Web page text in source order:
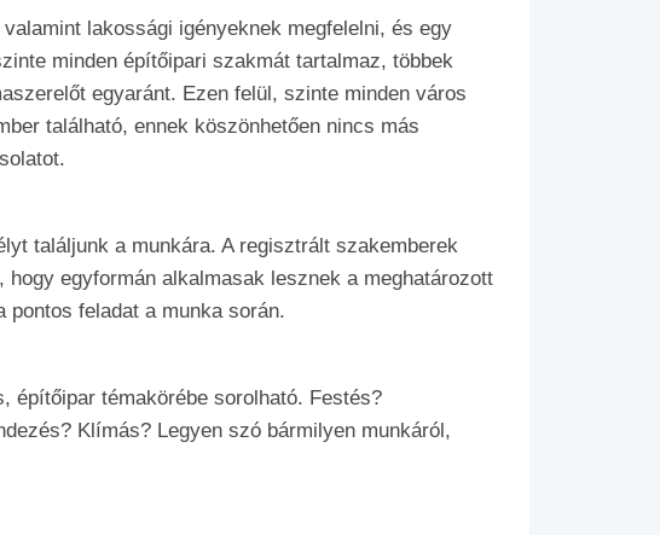
lakossági igényeknek megfelelni, és egy
minden építőipari szakmát tartalmaz, többek
egyaránt. Ezen felül, szinte minden város
található, ennek köszönhetően nincs más
találjunk a munkára. A regisztrált szakemberek
egyformán alkalmasak lesznek a meghatározott
feladat a munka során.
építőipar témakörébe sorolható. Festés?
Klímás? Legyen szó bármilyen munkáról,